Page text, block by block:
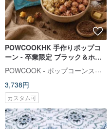
POWCOOKHK 手作りポップコ
ーン - 卒業限定 ブラック＆ホワ
イトキャラメル＆チョコレート
香港製造
POWCOOK - ポップコーンスナック
3,738円
カスタム可